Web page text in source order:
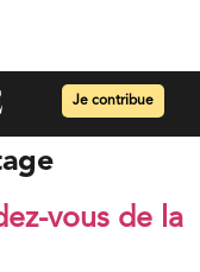
Je contribue
vous de la